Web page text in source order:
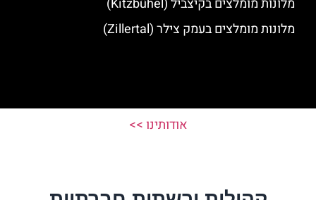
מלונות מומלצים בקיצביל (Kitzbühel)
מלונות מומלצים בעמק צילר (Zillertal)
אודותינו >>